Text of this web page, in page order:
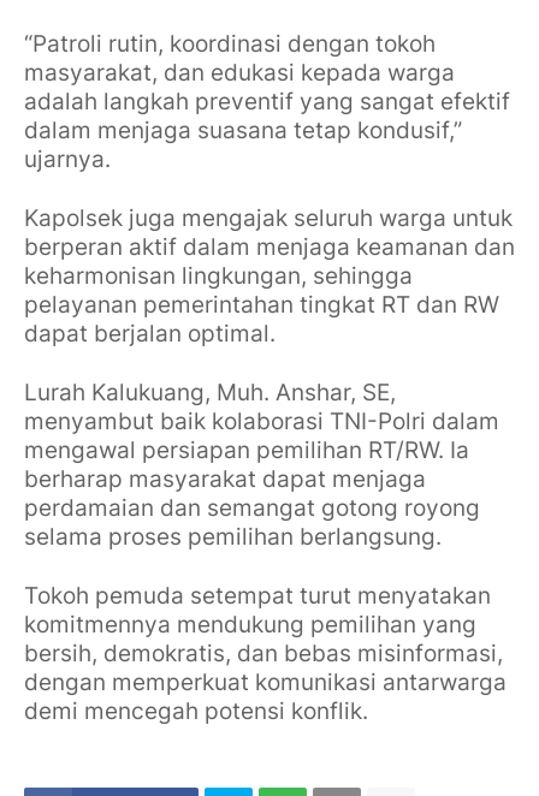
“Patroli rutin, koordinasi dengan tokoh
masyarakat, dan edukasi kepada warga
adalah langkah preventif yang sangat efektif
dalam menjaga suasana tetap kondusif,”
ujarnya.
Kapolsek juga mengajak seluruh warga untuk
berperan aktif dalam menjaga keamanan dan
keharmonisan lingkungan, sehingga
pelayanan pemerintahan tingkat RT dan RW
dapat berjalan optimal.
Lurah Kalukuang, Muh. Anshar, SE,
menyambut baik kolaborasi TNI-Polri dalam
mengawal persiapan pemilihan RT/RW. Ia
berharap masyarakat dapat menjaga
perdamaian dan semangat gotong royong
selama proses pemilihan berlangsung.
Tokoh pemuda setempat turut menyatakan
komitmennya mendukung pemilihan yang
bersih, demokratis, dan bebas misinformasi,
dengan memperkuat komunikasi antarwarga
demi mencegah potensi konflik.